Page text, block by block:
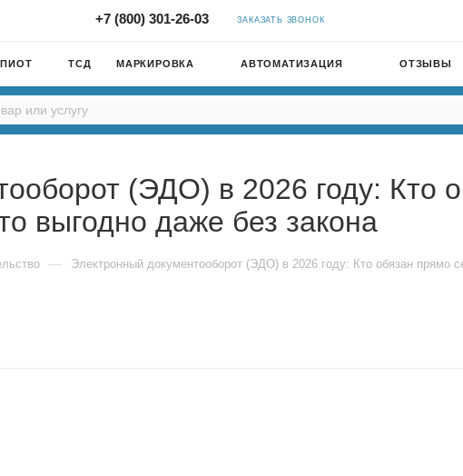
+7 (800) 301-26-03 ЗАКАЗАТЬ ЗВОНОК
ТСД МАРКИРОВКА АВТОМАТИЗАЦИЯ ОТЗЫВЫ
(ЭДО) в 2026 году: Кто
выгодно даже без закона
— Электронный документооборот (ЭДО) в 2026 году: Кто обязан прямо